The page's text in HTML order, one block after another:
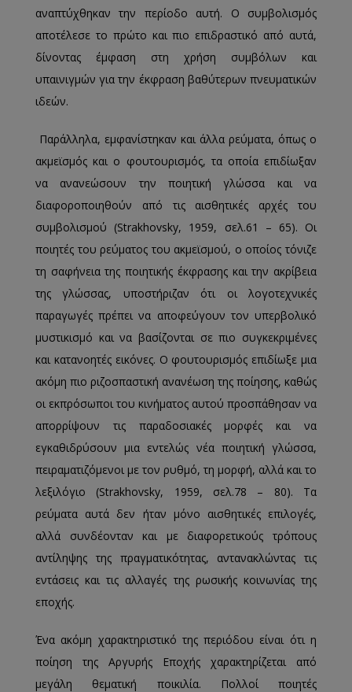
αναπτύχθηκαν την περίοδο αυτή. Ο συμβολισμός
αποτέλεσε το πρώτο και πιο επιδραστικό από αυτά,
δίνοντας έμφαση στη χρήση συμβόλων και
υπαινιγμών για την έκφραση βαθύτερων πνευματικών
ιδεών.
Παράλληλα, εμφανίστηκαν και άλλα ρεύματα, όπως ο
ακμεϊσμός και ο φουτουρισμός, τα οποία επιδίωξαν
να ανανεώσουν την ποιητική γλώσσα και να
διαφοροποιηθούν από τις αισθητικές αρχές του
συμβολισμού (Strakhovsky, 1959, σελ.61 – 65). Οι
ποιητές του ρεύματος του ακμεϊσμού, ο οποίος τόνιζε
τη σαφήνεια της ποιητικής έκφρασης και την ακρίβεια
της γλώσσας, υποστήριζαν ότι οι λογοτεχνικές
παραγωγές πρέπει να αποφεύγουν τον υπερβολικό
μυστικισμό και να βασίζονται σε πιο συγκεκριμένες
και κατανοητές εικόνες. Ο φουτουρισμός επιδίωξε μια
ακόμη πιο ριζοσπαστική ανανέωση της ποίησης, καθώς
οι εκπρόσωποι του κινήματος αυτού προσπάθησαν να
απορρίψουν τις παραδοσιακές μορφές και να
εγκαθιδρύσουν μια εντελώς νέα ποιητική γλώσσα,
πειραματιζόμενοι με τον ρυθμό, τη μορφή, αλλά και το
λεξιλόγιο (Strakhovsky, 1959, σελ.78 – 80). Τα
ρεύματα αυτά δεν ήταν μόνο αισθητικές επιλογές,
αλλά συνδέονταν και με διαφορετικούς τρόπους
αντίληψης της πραγματικότητας, αντανακλώντας τις
εντάσεις και τις αλλαγές της ρωσικής κοινωνίας της
εποχής.
Ένα ακόμη χαρακτηριστικό της περιόδου είναι ότι η
ποίηση της Αργυρής Εποχής χαρακτηρίζεται από
μεγάλη θεματική ποικιλία. Πολλοί ποιητές